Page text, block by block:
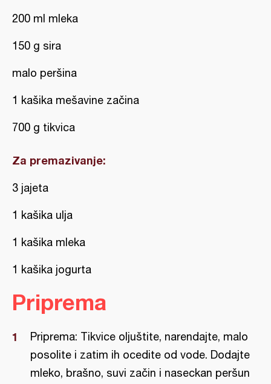
200 ml mleka
150 g sira
malo peršina
1 kašika mešavine začina
700 g tikvica
Za premazivanje:
3 jajeta
1 kašika ulja
1 kašika mleka
1 kašika jogurta
Priprema
Priprema: Tikvice oljuštite, narendajte, malo
posolite i zatim ih ocedite od vode. Dodajte
mleko, brašno, suvi začin i naseckan peršun